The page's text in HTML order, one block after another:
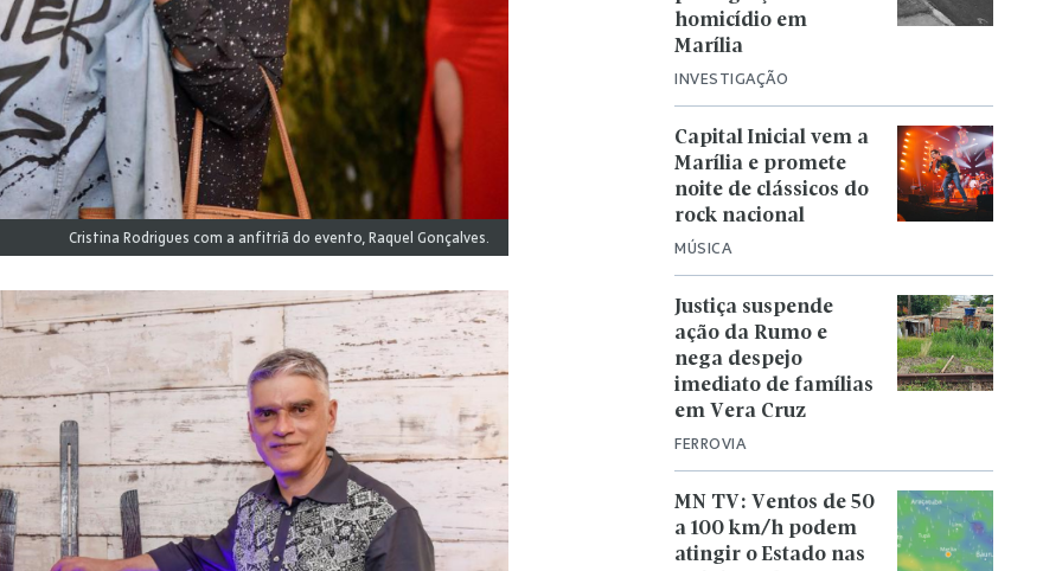
Cristina Rodrigues com a anfitriã do evento, Raquel Gonçalves.
INVESTIGAÇÃO
homicídio em
Marília
MÚSICA
Capital Inicial vem a
Marília e promete
noite de clássicos do
rock nacional
FERROVIA
Justiça suspende
ação da Rumo e
nega despejo
imediato de famílias
em Vera Cruz
MN TV: Ventos de 50
a 100 km/h podem
atingir o Estado nas